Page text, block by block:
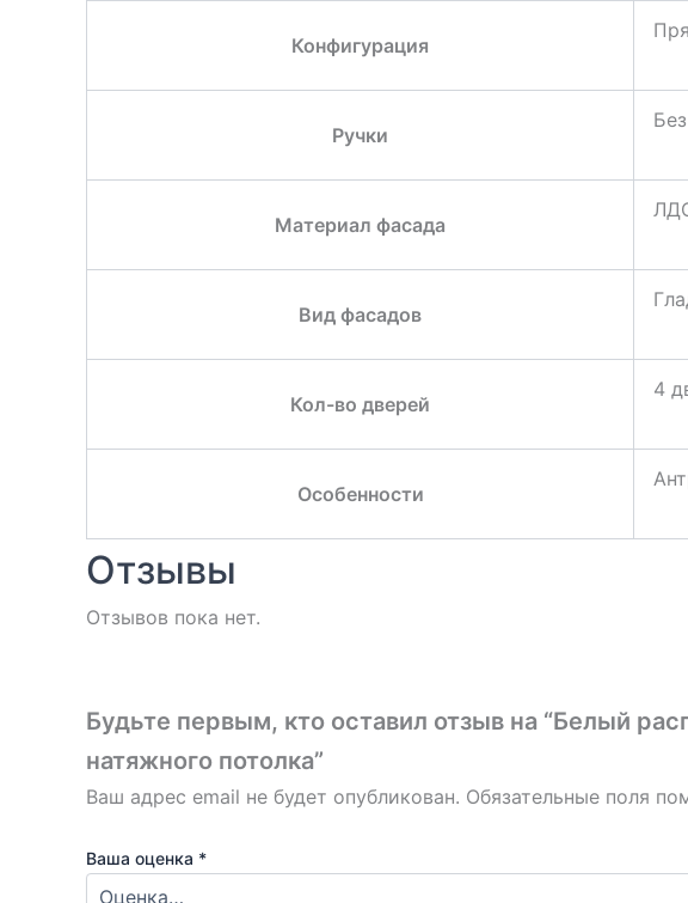
Конфигурация
Ручки
Материал фасада
Вид фасадов
Кол-во дверей
4
Особенности
Отзывы
Отзывов пока нет.
Будьте первым, кто оставил отзыв на “Белый
натяжного потолка”
Ваш адрес email не будет опубликован. Обязательные поля
Ваша оценка *